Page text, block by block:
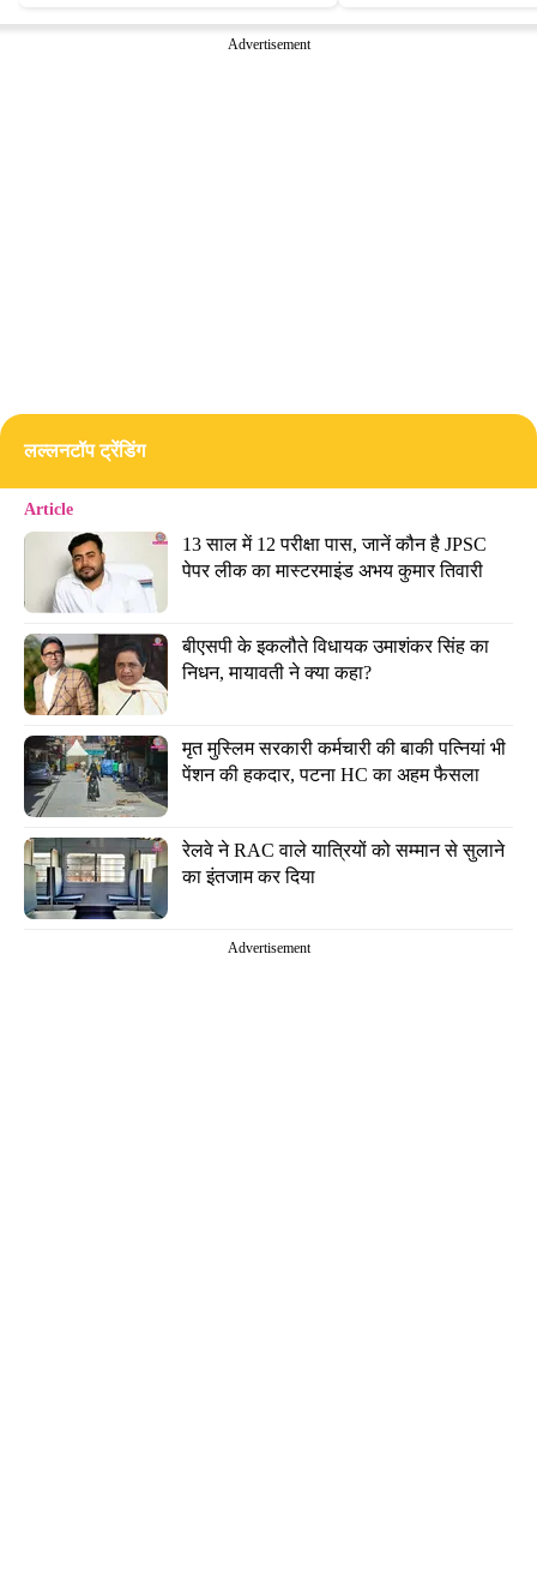
Advertisement
लल्लनटॉप ट्रेंडिंग
Article
13 साल में 12 परीक्षा पास, जानें कौन है JPSC
पेपर लीक का मास्टरमाइंड अभय कुमार तिवारी
बीएसपी के इकलौते विधायक उमाशंकर सिंह का
निधन, मायावती ने क्या कहा?
मृत मुस्लिम सरकारी कर्मचारी की बाकी पत्नियां भी
पेंशन की हकदार, पटना HC का अहम फैसला
रेलवे ने RAC वाले यात्रियों को सम्मान से सुलाने
का इंतजाम कर दिया
Advertisement